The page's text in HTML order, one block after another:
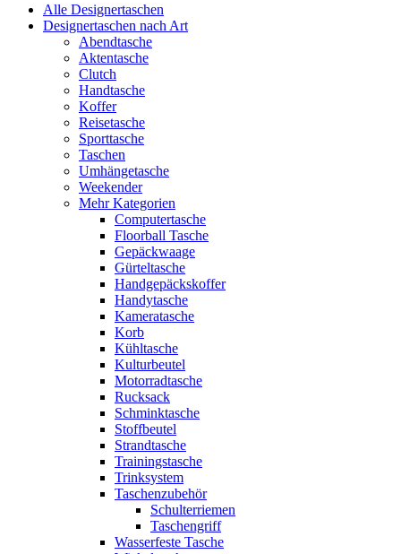
Alle Designertaschen
Designertaschen nach Art
Abendtasche
Aktentasche
Clutch
Handtasche
Koffer
Reisetasche
Sporttasche
Taschen
Umhängetasche
Weekender
Mehr Kategorien
Computertasche
Floorball Tasche
Gepäckwaage
Gürteltasche
Handgepäckskoffer
Handytasche
Kameratasche
Korb
Kühltasche
Kulturbeutel
Motorradtasche
Rucksack
Schminktasche
Stoffbeutel
Strandtasche
Trainingstasche
Trinksystem
Taschenzubehör
Schulterriemen
Taschengriff
Wasserfeste Tasche